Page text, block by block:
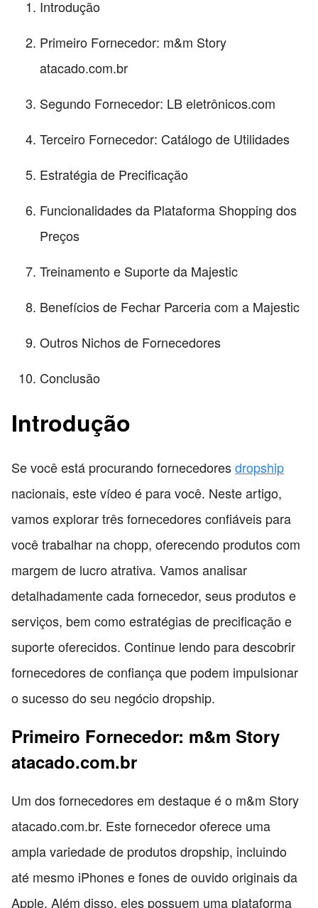
Introdução
Primeiro Fornecedor: m&m Story
atacado.com.br
Segundo Fornecedor: LB eletrônicos.com
Terceiro Fornecedor: Catálogo de Utilidades
Estratégia de Precificação
Funcionalidades da Plataforma Shopping dos
Preços
Treinamento e Suporte da Majestic
Benefícios de Fechar Parceria com a Majestic
Outros Nichos de Fornecedores
Conclusão
Introdução
Se você está procurando fornecedoresdropship
nacionais, este vídeo é para você. Neste artigo,
vamos explorar três fornecedores confiáveis para
você trabalhar na chopp, oferecendo produtos com
margem de lucro atrativa. Vamos analisar
detalhadamente cada fornecedor, seus produtos e
serviços, bem como estratégias de precificação e
suporte oferecidos. Continue lendo para descobrir
fornecedores de confiança que podem impulsionar
o sucesso do seu negócio dropship.
Primeiro Fornecedor: m&m Story
atacado.com.br
Um dos fornecedores em destaque é o m&m Story
atacado.com.br. Este fornecedor oferece uma
ampla variedade de produtos dropship, incluindo
até mesmo iPhones e fones de ouvido originais da
Apple. Além disso, eles possuem uma plataforma